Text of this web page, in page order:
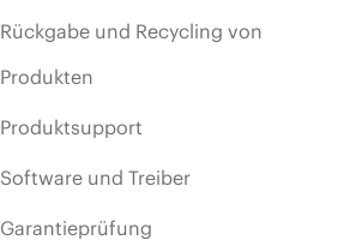
Rückgabe und Recycling von
Produkten
Produktsupport
Software und Treiber
Garantieprüfung